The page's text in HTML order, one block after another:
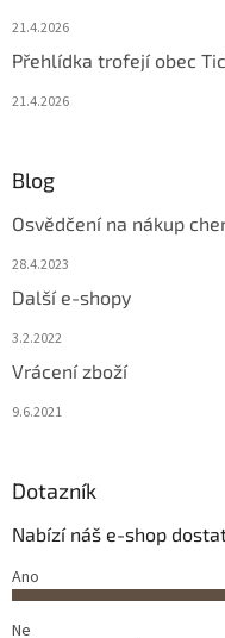
21.4.2026
Přehlídka trofejí obec
21.4.2026
Blog
Osvědčení na nákup
28.4.2023
Další e-shopy
3.2.2022
Vrácení zboží
9.6.2021
Dotazník
Nabízí náš e-shop
Ano
Ne